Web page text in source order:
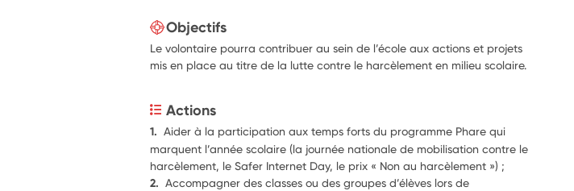
Objectifs
Le volontaire pourra contribuer au sein de l’école aux actions et projets
mis en place au titre de la lutte contre le harcèlement en milieu scolaire.
Actions
1. Aider à la participation aux temps forts du programme Phare qui
marquent l’année scolaire (la journée nationale de mobilisation contre le
harcèlement, le Safer Internet Day, le prix « Non au harcèlement ») ;
2. Accompagner des classes ou des groupes d’élèves lors de